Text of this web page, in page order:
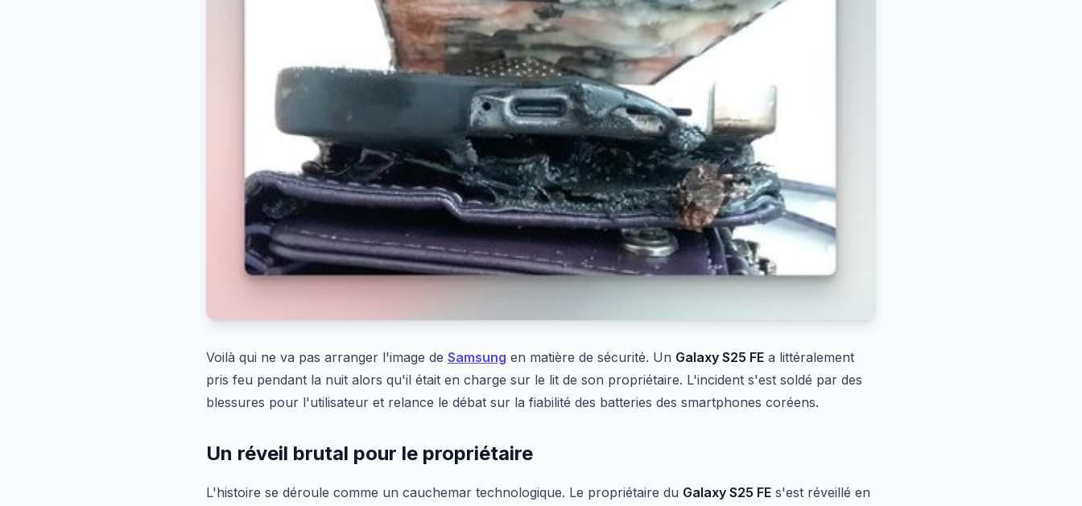
Voilà qui ne va pas arranger l'image de Samsung en matière de sécurité. Un Galaxy S25 FE a littéralement
pris feu pendant la nuit alors qu'il était en charge sur le lit de son propriétaire. L'incident s'est soldé par des
blessures pour l'utilisateur et relance le débat sur la fiabilité des batteries des smartphones coréens.
Un réveil brutal pour le propriétaire
L'histoire se déroule comme un cauchemar technologique. Le propriétaire du Galaxy S25 FE s'est réveillé en